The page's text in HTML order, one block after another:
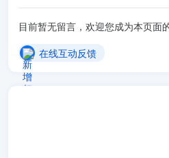
目前暂无留言，欢迎您成为本页面
在线互动反馈